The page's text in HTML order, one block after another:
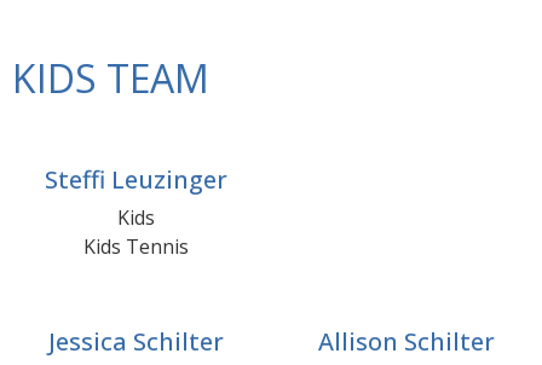
KIDS TEAM
Steffi Leuzinger
Kids
Kids Tennis
Jessica Schilter Allison Schilter